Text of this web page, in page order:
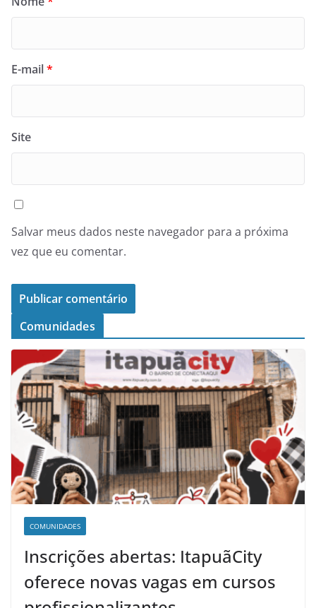
E-mail*
Site
Salvar meus dados neste navegador para a próxima
vez que eu comentar.
Comunidades
COMUNIDADES
Inscrições abertas: ItapuãCity
oferece novas vagas em cursos